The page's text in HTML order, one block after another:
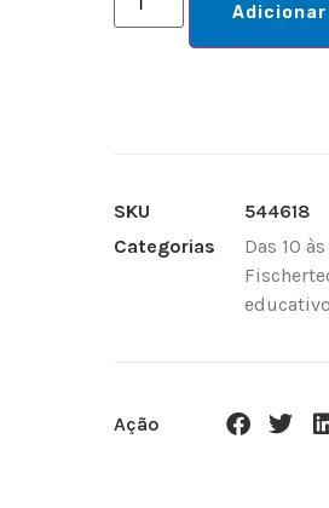
SKU
544618
Categorias
Das 10 às
Ação